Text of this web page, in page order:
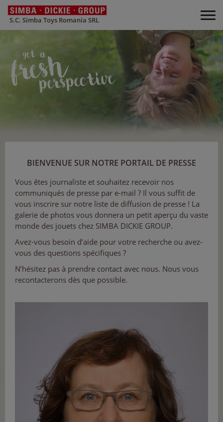
S.C. Simba Toys Romania SRL
BIENVENUE SUR NOTRE PORTAIL DE PRESSE
Vous êtes journaliste et souhaitez recevoir nos
communiqués de presse par e-mail ? Il vous suffit de
vous inscrire sur notre liste de diffusion de presse ! La
galerie de photos vous donnera un petit aperçu du vaste
monde des jouets chez SIMBA DICKIE GROUP.
Avez-vous besoin d’aide pour votre recherche ou avez-
vous des questions spécifiques ?
N’hésitez pas à prendre contact avec nous. Nous vous
recontacterons dès que possible.